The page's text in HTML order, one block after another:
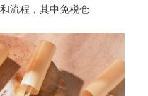
流程，其中免税仓